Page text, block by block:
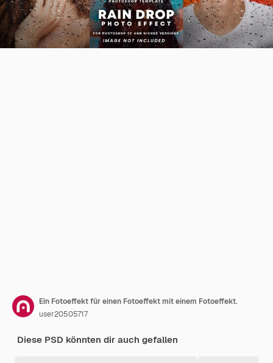
Ein Fotoeffekt für einen Fotoeffekt mit einem Fotoeffekt.
user20505717
Diese PSD könnten dir auch gefallen